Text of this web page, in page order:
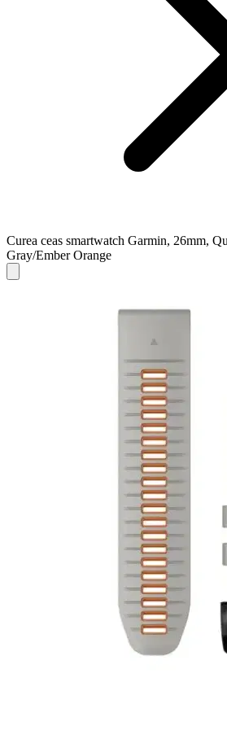
Curea ceas smartwatch Garmin, 26mm,
Gray/Ember Orange